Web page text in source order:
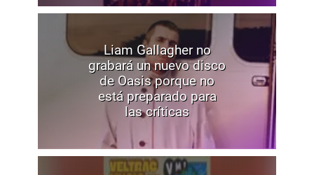
Liam Gallagher no
grabará un nuevo disco
de Oasis porque no
está preparado para
las críticas